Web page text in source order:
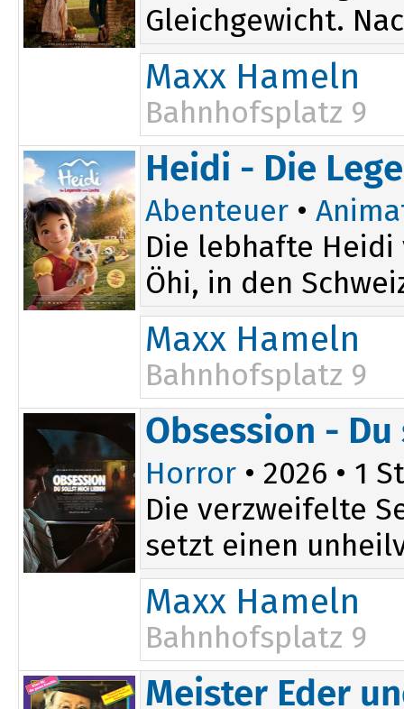
Gleichgewicht.
Maxx Hameln
Bahnhofsplatz 9
20:10
Heidi - Die
Abenteuer •
Die lebhafte
Öhi, in den
Maxx Hameln
Bahnhofsplatz 9
Obsession -
Horror • 2026 • 1
Die verzweifelte
setzt einen
Maxx Hameln
Bahnhofsplatz 9
Meister Eder